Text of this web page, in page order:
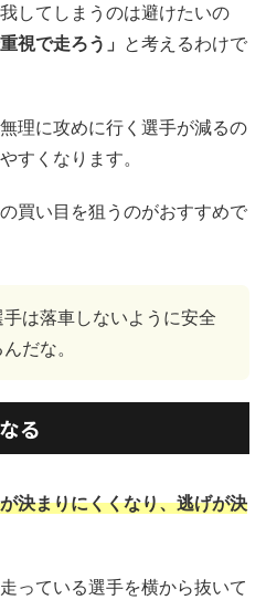
してしまうのは避けたいの
視で走ろう」 と考えるわけで
理に攻めに行く選手が減るの
すくなります。
買い目を狙うのがおすすめで
は落車しないように安全
だな。
る
決まりにくくなり、逃げが決
っている選手を横から抜いて